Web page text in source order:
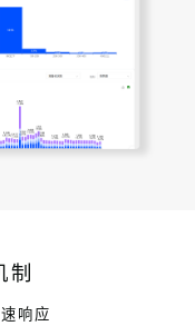
制
响应